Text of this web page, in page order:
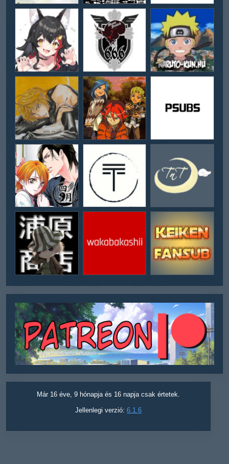
Már 16 éve, 9 hónapja és 16 napja csak értetek.
Jellenlegi verzió: 6.1.6